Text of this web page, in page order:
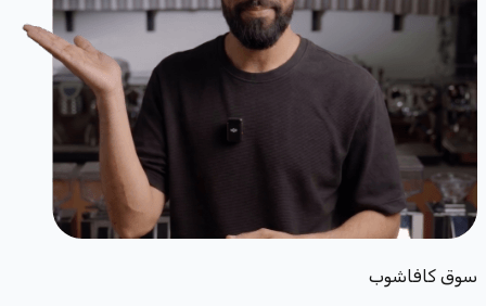
سوق كافاشوب